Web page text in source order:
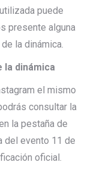
puede
presente alguna
la dinámica.
la dinámica
el mismo
consultar la
la pestaña de
del evento 11 de
oficial.